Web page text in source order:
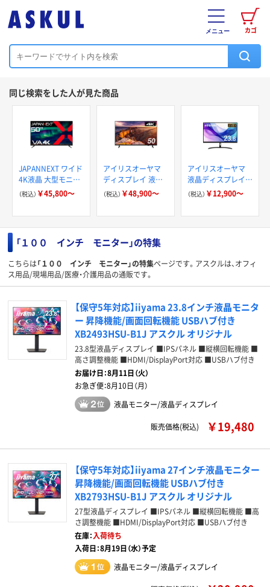
カゴ
メニュー
同じ検索をした人が見た商品
JAPANNEXT ワイド
4K液晶 大型モニタ
ー JN-HDR
（税込） ￥45,800～
アイリスオーヤマ
ディスプレイ 液晶
モニター 壁掛け 4K
大型ディスプレイ
（税込） ￥48,900～
アイリスオーヤマ
液晶ディスプレイ
液晶モニター FHD
（税込） ￥12,900～
「１００ インチ モニター」の特集
こちらは「１００ インチ モニター」の特集ページです。アスクルは、オフィ
ス用品/現場用品/医療・介護用品の通販です。
【保守5年対応】iiyama 23.8インチ液晶モニタ
ー 昇降機能/画面回転機能 USBハブ付き
XB2493HSU-B1J アスクル オリジナル
23.8型液晶ディスプレイ ■IPSパネル ■縦横回転機能 ■
高さ調整機能 ■HDMI/DisplayPort対応 ■USBハブ付き
お届け日：8月11日（火）
お急ぎ便：8月10日（月）
液晶モニター/液晶ディスプレイ
販売価格(税込) ￥19,480
【保守5年対応】iiyama 27インチ液晶モニター
昇降機能/画面回転機能 USBハブ付き
XB2793HSU-B1J アスクル オリジナル
27型液晶ディスプレイ ■IPSパネル ■縦横回転機能 ■高
さ調整機能 ■HDMI/DisplayPort対応 ■USBハブ付き
在庫：入荷待ち
入荷日：8月19日（水）予定
液晶モニター/液晶ディスプレイ